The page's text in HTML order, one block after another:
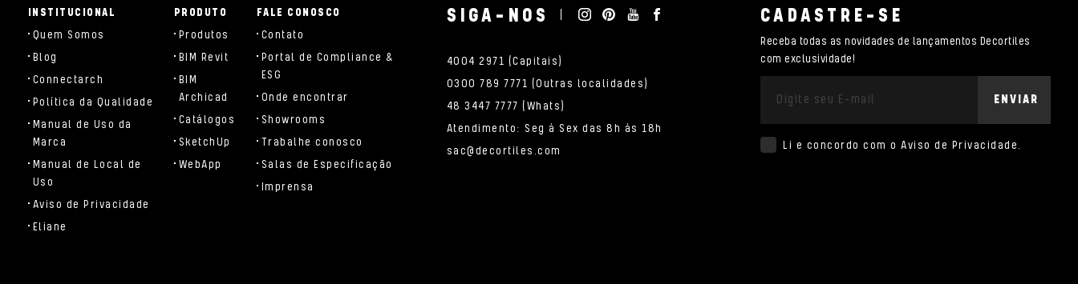
INSTITUCIONAL
Quem Somos
Blog
Connectarch
Política da Qualidade
Manual de Uso da
Marca
Manual de Local de
Uso
Aviso de Privacidade
Eliane
PRODUTO
Produtos
BIM Revit
BIM
Archicad
Catálogos
SketchUp
WebApp
FALE CONOSCO
Contato
Portal de Compliance &
ESG
Onde encontrar
Showrooms
Trabalhe conosco
Salas de Especificação
Imprensa
SIGA-NOS
4004 2971 (Capitais)
0300 789 7771 (Outras localidades)
48 3447 7777 (Whats)
Atendimento: Seg à Sex das 8h às 18h
sac@decortiles.com
CADASTRE-SE
Receba todas as novidades de lançamentos Decortiles
com exclusividade!
ENVIAR
Li e concordo com o Aviso de Privacidade.